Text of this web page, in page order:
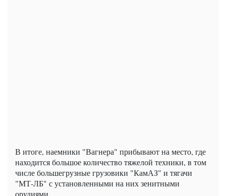
В итоге, наемники "Вагнера" прибывают на место, где
находится большое количество тяжелой техники, в том
числе большегрузные грузовики "КамАЗ" и тягачи
"МТ-ЛБ" с установленными на них зенитными
орудиями.